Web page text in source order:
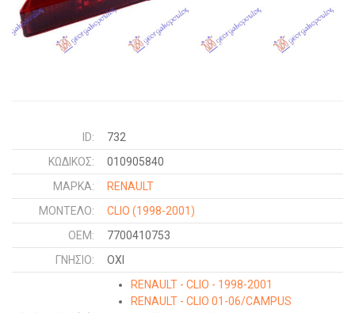
ID:
732
ΚΩΔΙΚΌΣ:
010905840
ΜΑΡΚΑ:
RENAULT
ΜΟΝΤΕΛΟ:
CLIO (1998-2001)
OEM:
7700410753
ΓΝΉΣΙΟ:
ΟΧΙ
RENAULT - CLIO - 1998-2001
RENAULT - CLIO 01-06/CAMPUS